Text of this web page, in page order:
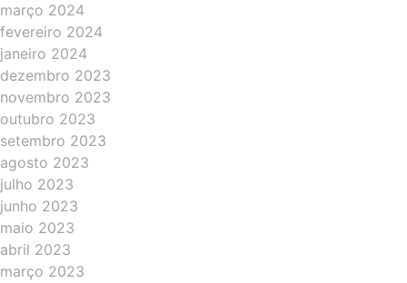
março 2024
fevereiro 2024
janeiro 2024
dezembro 2023
novembro 2023
outubro 2023
setembro 2023
agosto 2023
julho 2023
junho 2023
maio 2023
abril 2023
março 2023